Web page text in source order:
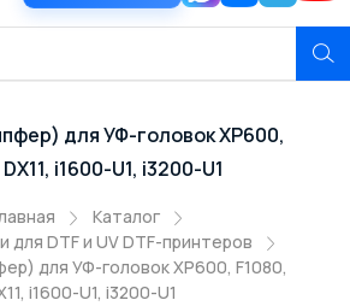
для УФ-головок XP600,
i1600-U1, i3200-U1
Каталог
для DTF и UV DTF-принтеров
для УФ-головок XP600, F1080,
i1600-U1, i3200-U1